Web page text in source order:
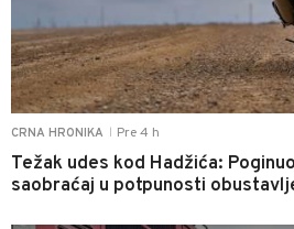
CRNA HRONIKA Pre 4 h
Težak udes kod Hadžića:
saobraćaj u potpunosti